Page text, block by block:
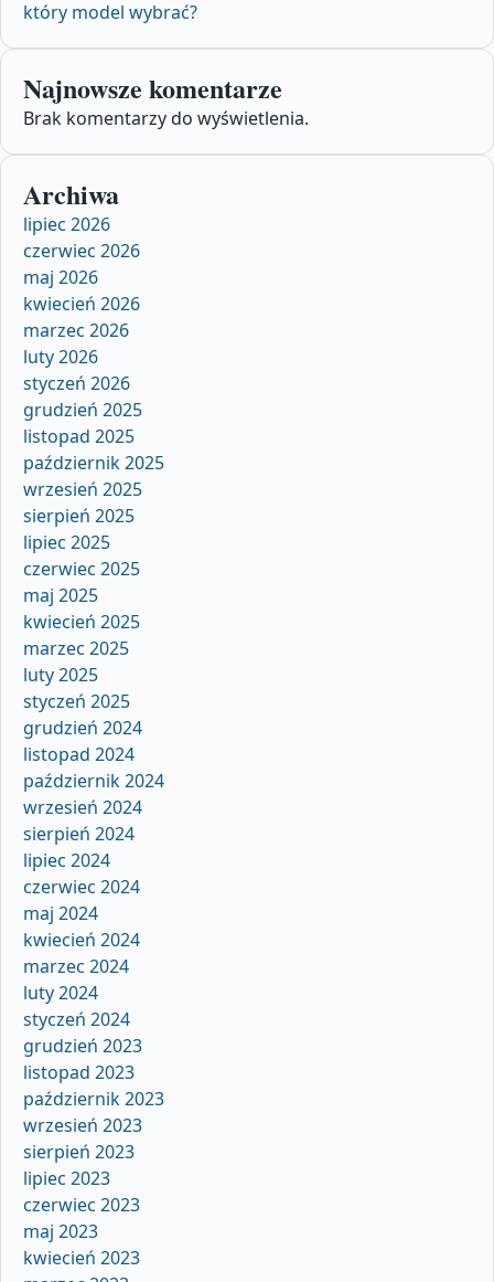
który model wybrać?
Najnowsze komentarze
Brak komentarzy do wyświetlenia.
Archiwa
lipiec 2026
czerwiec 2026
maj 2026
kwiecień 2026
marzec 2026
luty 2026
styczeń 2026
grudzień 2025
listopad 2025
październik 2025
wrzesień 2025
sierpień 2025
lipiec 2025
czerwiec 2025
maj 2025
kwiecień 2025
marzec 2025
luty 2025
styczeń 2025
grudzień 2024
listopad 2024
październik 2024
wrzesień 2024
sierpień 2024
lipiec 2024
czerwiec 2024
maj 2024
kwiecień 2024
marzec 2024
luty 2024
styczeń 2024
grudzień 2023
listopad 2023
październik 2023
wrzesień 2023
sierpień 2023
lipiec 2023
czerwiec 2023
maj 2023
kwiecień 2023